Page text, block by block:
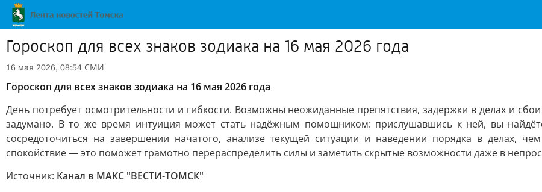
Гороскоп для всех знаков зодиака на 16 мая 2026 года
16 мая 2026, 08:54 СМИ
Гороскоп для всех знаков зодиака на 16 мая 2026 года
День потребует осмотрительности и гибкости. Возможны неожиданные препятствия, задержки в делах и
задумано. В то же время интуиция может стать надёжным помощником: прислушавшись к ней, вы
сосредоточиться на завершении начатого, анализе текущей ситуации и наведении порядка в делах,
спокойствие — это поможет грамотно перераспределить силы и заметить скрытые возможности даже в
Источник: Канал в МАКС "ВЕСТИ-ТОМСК"